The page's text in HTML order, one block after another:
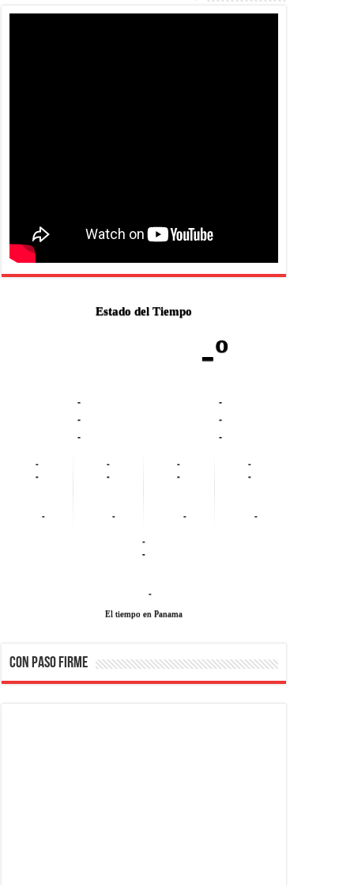
Estado del Tiempo
-º
-
-
-
-
-
-
-
-
-
-
-
-
-
-
-
-
-
-
-
-
-
El tiempo en Panama
CON PASO FIRME